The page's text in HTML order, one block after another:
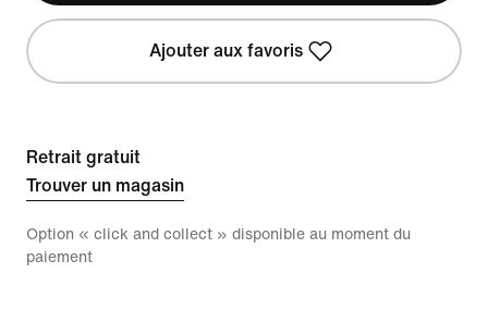
Ajouter aux favoris
Retrait gratuit
Trouver un magasin
Option « click and collect » disponible au moment du
paiement